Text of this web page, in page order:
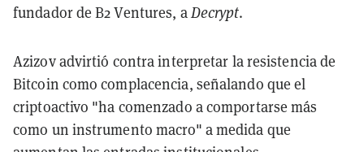
fundador de B2 Ventures, aDecrypt.
Azizov advirtió contra interpretar la resistencia de
Bitcoin como complacencia, señalando que el
criptoactivo "ha comenzado a comportarse más
como un instrumento macro" a medida que